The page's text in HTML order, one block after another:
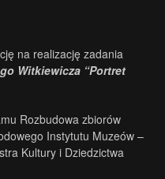
na realizację zadania
Witkiewicza “Portret
Rozbudowa zbiorów
Instytutu Muzeów –
Kultury i Dziedzictwa